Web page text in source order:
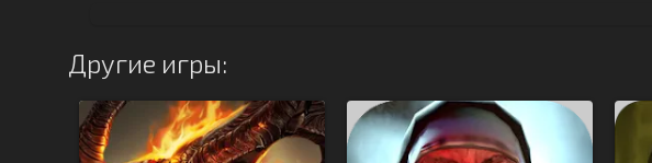
Другие игры: